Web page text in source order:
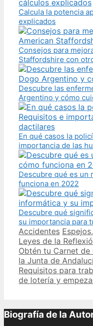
Calcula la potencia
explicados
Consejos para
Staffordshire con
Descubre las
Argentino y cómo
En qué casos la
importancia de las
Descubre qué es un
funciona en 2022
Descubre qué
su importancia para
Categories
Accidentes Tags
Espejos,
Leyes de la
Post
navigation
Obtén tu Carnet
la Junta de
Requisitos para
de lotería y
Biografía de la